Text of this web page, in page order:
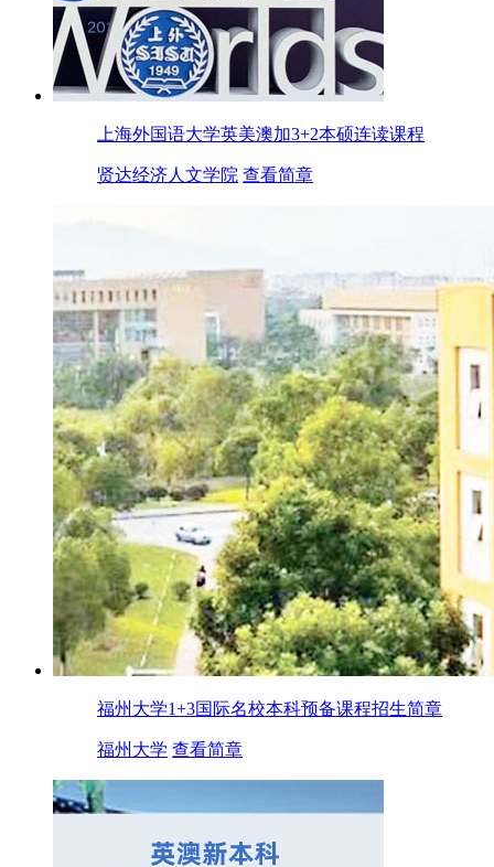
上海外国语大学英美澳加3+2本硕连读课程
贤达经济人文学院 查看简章
福州大学1+3国际名校本科预备课程招生简章
福州大学 查看简章